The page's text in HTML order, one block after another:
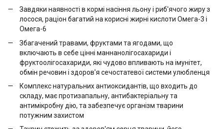
Завдяки наявності в кормі насіння льону і риб'ячого жиру з
лосося, раціон багатий на корисні жирні кислоти Омега-3 і
Омега-6
Збагачений травами, фруктами та ягодами, що
включають в себе цінні маннанолігосахариди і
фруктоолігосахариди, які чудово впливають на імунітет,
обмін речовин і здоров'я сечостатевої системи улюбленця
Комплекс натуральних антиоксидантів, що входить до
складу, має протизапальну, антибактеріальну та
антимікробну дію, та забезпечує організм тварини
потужним захистом